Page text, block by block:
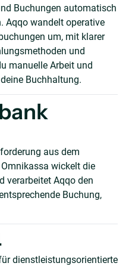
Buchungen automatisch
Aqqo wandelt operative
um, mit klarer
und
manuelle Arbeit und
Buchhaltung.
aus dem
wickelt die
verarbeitet Aqqo den
Buchung,
dienstleistungsorientierte